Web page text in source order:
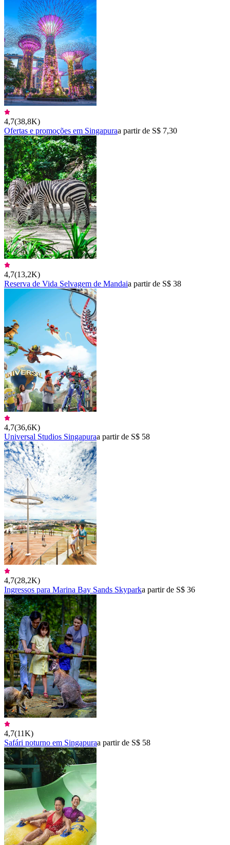
4,7(38,8K)
Ofertas e promoções em Singapuraa partir de S$ 7,30
4,7(13,2K)
Reserva de Vida Selvagem de Mandaia partir de S$ 38
4,7(36,6K)
Universal Studios Singapuraa partir de S$ 58
4,7(28,2K)
Ingressos para Marina Bay Sands Skyparka partir de S$ 36
4,7(11K)
Safári noturno em Singapuraa partir de S$ 58